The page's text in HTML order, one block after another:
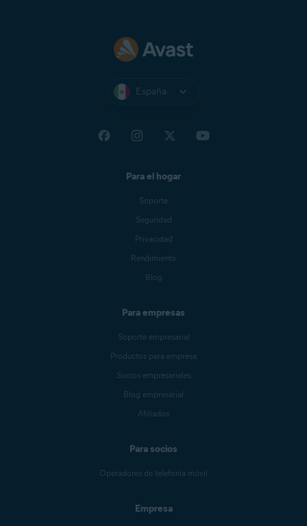
España
Para el hogar
Soporte
Seguridad
Privacidad
Rendimiento
Blog
Para empresas
Soporte empresarial
Productos para empresa
Socios empresariales
Blog empresarial
Afiliados
Para socios
Operadores de telefonía móvil
Empresa